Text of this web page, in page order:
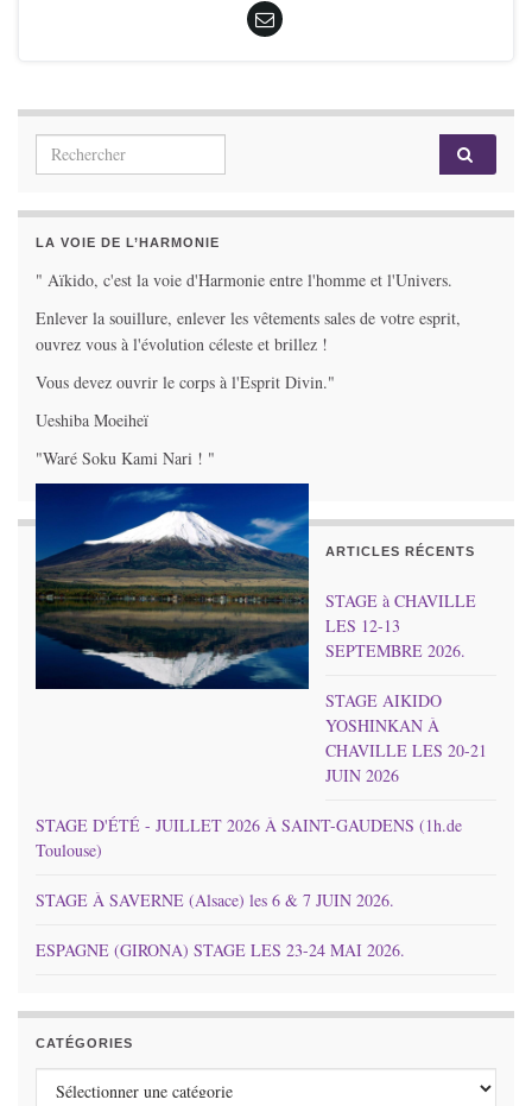
Search for:
LA VOIE DE L’HARMONIE
" Aïkido, c'est la voie d'Harmonie entre l'homme et l'Univers.
Enlever la souillure, enlever les vêtements sales de votre esprit,
ouvrez vous à l'évolution céleste et brillez !
Vous devez ouvrir le corps à l'Esprit Divin."
Ueshiba Moeiheï
"Waré Soku Kami Nari ! "
ARTICLES RÉCENTS
STAGE à CHAVILLE
LES 12-13
SEPTEMBRE 2026.
STAGE AIKIDO
YOSHINKAN À
CHAVILLE LES 20-21
JUIN 2026
STAGE D'ÉTÉ - JUILLET 2026 À SAINT-GAUDENS (1h.de
Toulouse)
STAGE À SAVERNE (Alsace) les 6 & 7 JUIN 2026.
ESPAGNE (GIRONA) STAGE LES 23-24 MAI 2026.
CATÉGORIES
Catégories